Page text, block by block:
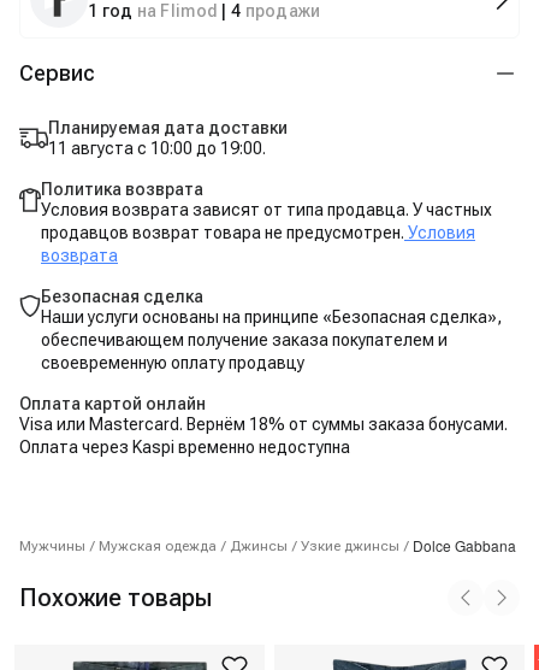
1 год на Flimod 4 продажи
Сервис
Планируемая дата доставки
11 августа с 10:00 до 19:00.
Политика возврата
Условия возврата зависят от типа продавца. У частных
продавцов возврат товара не предусмотрен. Условия
возврата
Безопасная сделка
Наши услуги основаны на принципе «Безопасная сделка»,
обеспечивающем получение заказа покупателем и
своевременную оплату продавцу
Оплата картой онлайн
Visa или Mastercard. Вернём 18% от суммы заказа бонусами.
Оплата через Kaspi временно недоступна
Мужчины / Мужская одежда / Джинсы / Узкие джинсы / Dolce Gabbana
Похожие товары